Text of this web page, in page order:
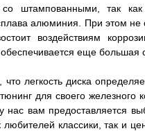
штампованными, так
алюминия. При этом не
воздействиям
еще большая
легкость диска
для своего железного
вам предоставляется
классики, так и